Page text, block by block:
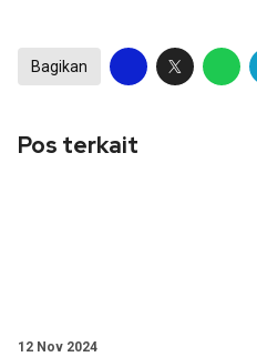
Bagikan
Pos terkait
12 Nov 2024